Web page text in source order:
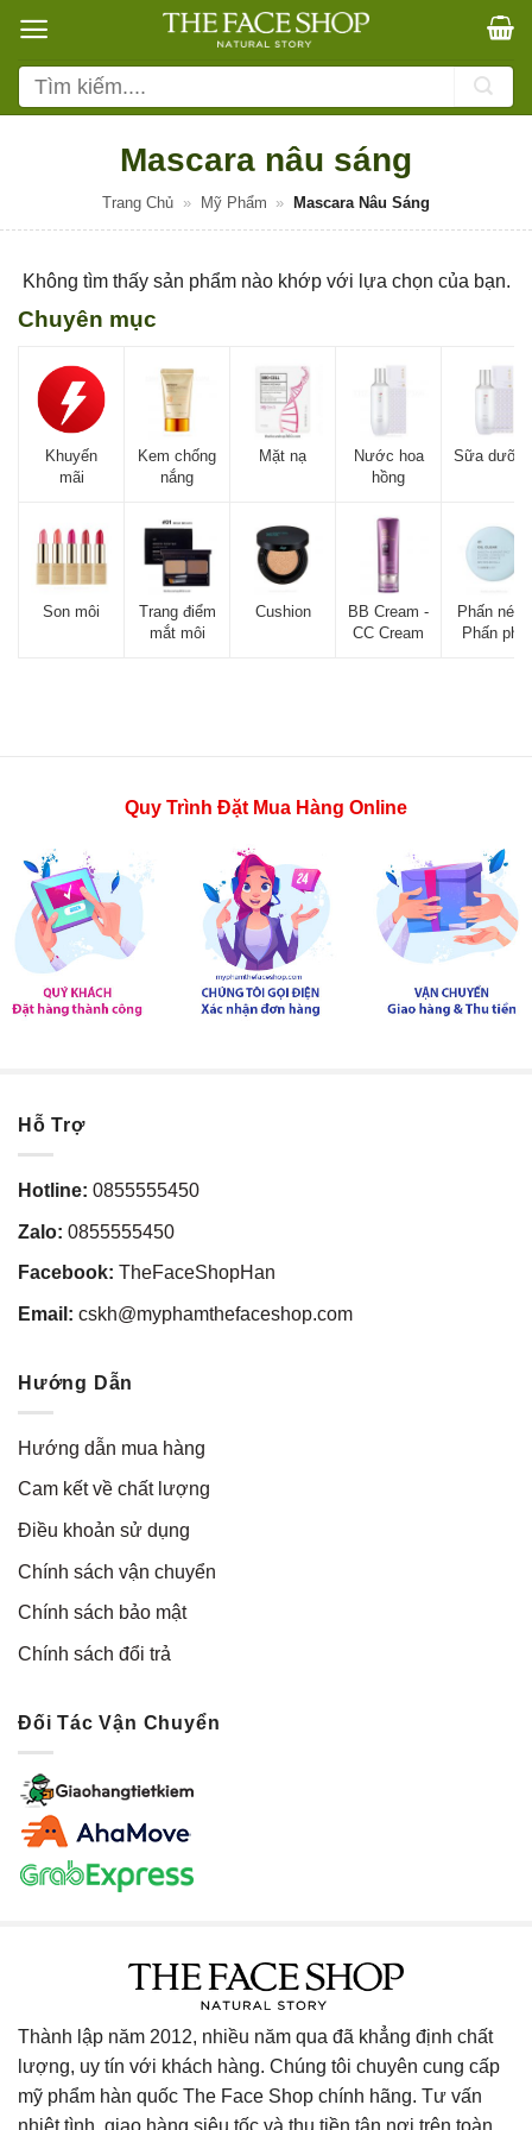
qua
nội
dung
Tìm
kiếm:
Mascara nâu sáng
Trang Chủ » Mỹ Phẩm » Mascara Nâu Sáng
Không tìm thấy sản phẩm nào khớp với lựa chọn của bạn.
Chuyên mục
Khuyến
mãi
Kem chống
nắng
Mặt nạ
Nước hoa
hồng
Sữa
Son môi
Trang điểm
mắt môi
Cushion
BB Cream -
CC Cream
Phấn nén -
Phấn phủ
Quy Trình Đặt Mua Hàng Online
Hỗ Trợ
Hotline: 0855555450
Zalo: 0855555450
Facebook: TheFaceShopHan
Email: cskh@myphamthefaceshop.com
Hướng Dẫn
Hướng dẫn mua hàng
Cam kết về chất lượng
Điều khoản sử dụng
Chính sách vận chuyển
Chính sách bảo mật
Chính sách đổi trả
Đối Tác Vận Chuyển
Thành lập năm 2012, nhiều năm qua đã khẳng định chất
lượng, uy tín với khách hàng. Chúng tôi chuyên cung cấp
mỹ phẩm hàn quốc The Face Shop chính hãng. Tư vấn
nhiệt tình, giao hàng siêu tốc và thu tiền tận nơi trên toàn